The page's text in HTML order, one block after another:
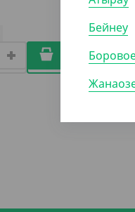
УП (50)
Бейнеу